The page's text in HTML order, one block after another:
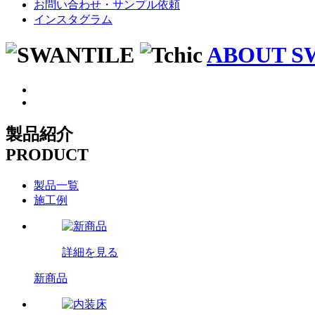
お問い合わせ・サンプル依頼
インスタグラム
ABOUT
製品紹介
PRODUCT
製品一覧
施工例
詳細を見る
新商品